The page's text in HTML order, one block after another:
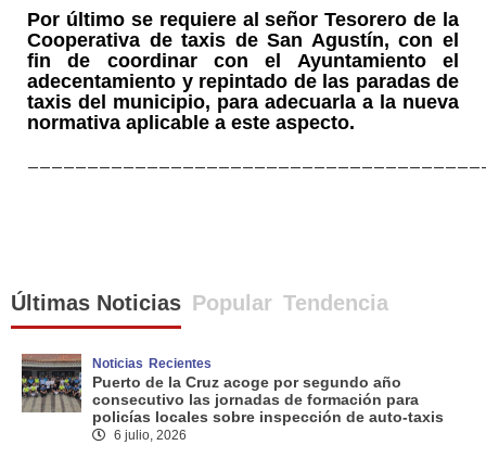
Por último se requiere al señor Tesorero de la
Cooperativa de taxis de San Agustín, con el
fin de coordinar con el Ayuntamiento el
adecentamiento y repintado de las paradas de
taxis del municipio, para adecuarla a la nueva
normativa aplicable a este aspecto.
Últimas Noticias Popular Tendencia
Noticias Recientes
Puerto de la Cruz acoge por segundo año
consecutivo las jornadas de formación para
policías locales sobre inspección de auto-taxis
6 julio, 2026